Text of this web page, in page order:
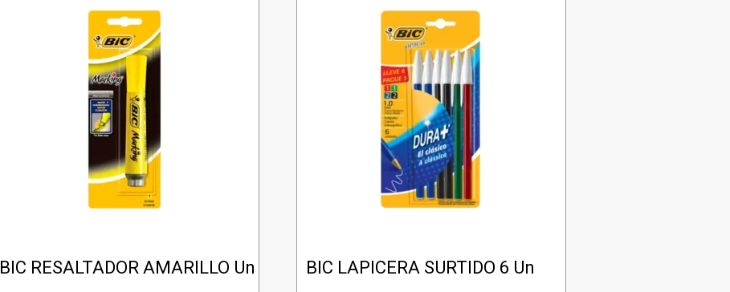
BIC RESALTADOR AMARILLO Un
BIC LAPICERA SURTIDO 6 Un